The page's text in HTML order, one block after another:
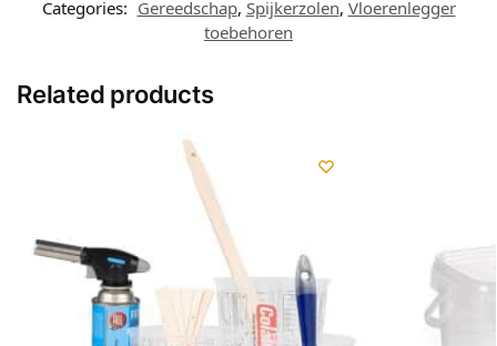
Categories: Gereedschap, Spijkerzolen, Vloerenlegger
toebehoren
Related products